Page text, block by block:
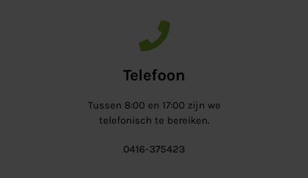
Telefoon
Tussen 8:00 en 17:00 zijn we
telefonisch te bereiken.
0416-375423